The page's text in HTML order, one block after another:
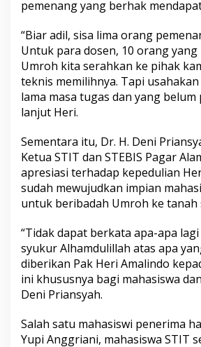
a
A
a
m
pemenang yang berhak
“Biar adil, sisa lima orang
Untuk para dosen, 10 orang
Umroh kita serahkan ke pihak
teknis memilihnya. Tapi
lama masa tugas dan yang
lanjut Heri.
Sementara itu, Dr. H. Deni
Ketua STIT dan STEBIS Pagar
apresiasi terhadap kepedulian
sudah mewujudkan impian
untuk beribadah Umroh ke tanah
“Tidak dapat berkata apa-apa
syukur Alhamdulillah atas apa
diberikan Pak Heri Amalindo
ini khususnya bagi mahasiswa
Deni Priansyah.
Salah satu mahasiswi penerima
Yupi Anggriani, mahasiswa STIT